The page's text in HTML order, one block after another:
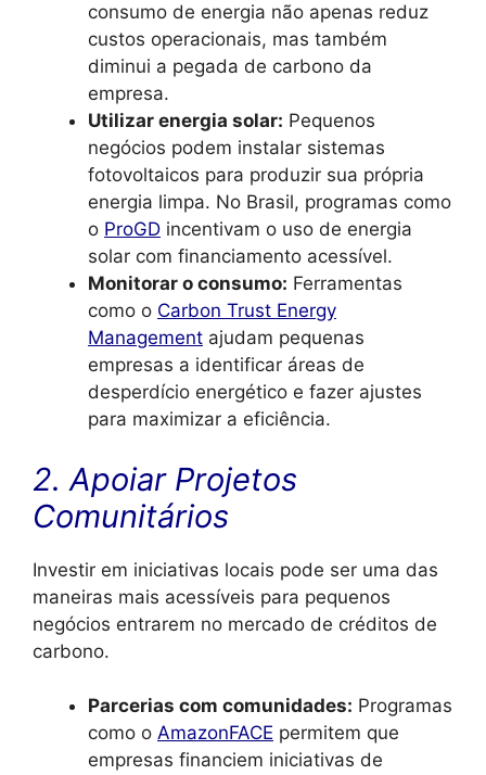
consumo de energia não apenas reduz
custos operacionais, mas também
diminui a pegada de carbono da
empresa.
Utilizar energia solar: Pequenos
negócios podem instalar sistemas
fotovoltaicos para produzir sua própria
energia limpa. No Brasil, programas como
o ProGD incentivam o uso de energia
solar com financiamento acessível.
Monitorar o consumo: Ferramentas
como o Carbon Trust Energy
Management ajudam pequenas
empresas a identificar áreas de
desperdício energético e fazer ajustes
para maximizar a eficiência.
2. Apoiar Projetos
Comunitários
Investir em iniciativas locais pode ser uma das
maneiras mais acessíveis para pequenos
negócios entrarem no mercado de créditos de
carbono.
Parcerias com comunidades: Programas
como o AmazonFACE permitem que
empresas financiem iniciativas de